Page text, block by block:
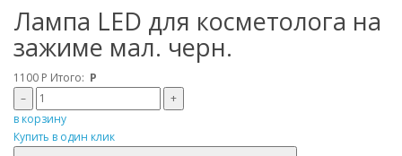
Лампа LED для косметолога на
зажиме мал. черн.
1100 Р Итого: Р
–
+
в корзину
Купить в один клик